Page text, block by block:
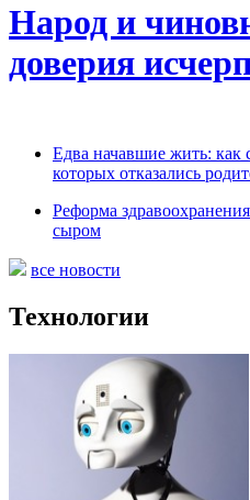
Народ и
доверия
Едва начавшие жить: как
которых отказались
Реформа
сыром
все новости
Технологии